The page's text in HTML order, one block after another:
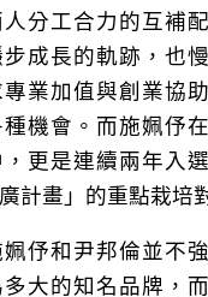
分工合力的互補
成長的軌跡，也
業加值與創業協
機會。而施姵伃
更是連續兩年入
計畫」的重點栽培
伃和尹邦倫並不
大的知名品牌，